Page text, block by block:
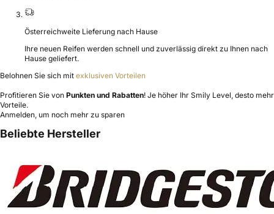
Österreichweite Lieferung nach Hause
Ihre neuen Reifen werden schnell und zuverlässig direkt zu Ihnen nach
Hause geliefert.
Belohnen Sie sich mit exklusiven Vorteilen
Profitieren Sie von Punkten und Rabatten! Je höher Ihr Smily Level, desto mehr
Vorteile.
Anmelden, um noch mehr zu sparen
Beliebte Hersteller